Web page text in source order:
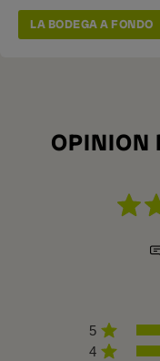
LA BODEGA A FONDO
OPINION
5
4